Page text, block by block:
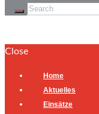
Close
Home
Aktuelles
Einsätze